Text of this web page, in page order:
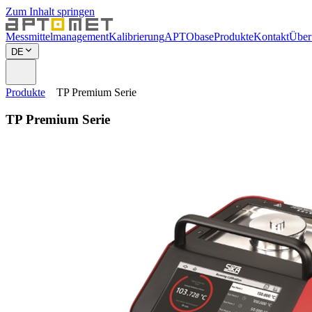
Zum Inhalt springen
MessmittelmanagementKalibrierungAPTObaseProdukteKontakt
DE
Produkte TP Premium Serie
TP Premium Serie